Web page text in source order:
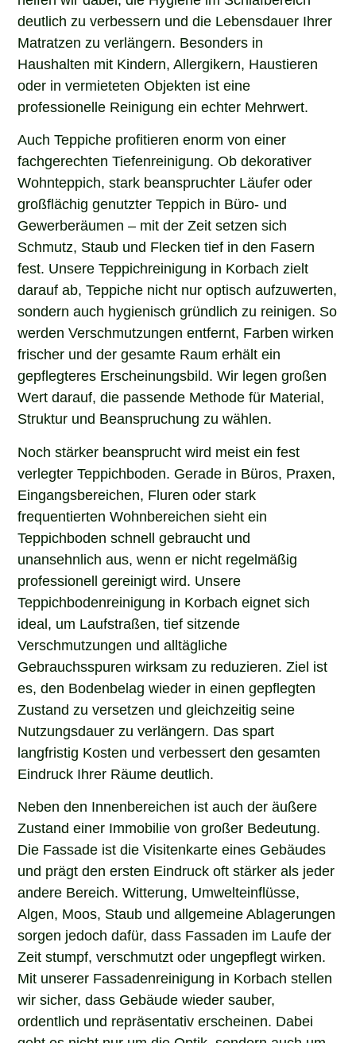
deutlich zu verbessern und die Lebensdauer Ihrer
Matratzen zu verlängern. Besonders in
Haushalten mit Kindern, Allergikern, Haustieren
oder in vermieteten Objekten ist eine
professionelle Reinigung ein echter Mehrwert.
Auch Teppiche profitieren enorm von einer
fachgerechten Tiefenreinigung. Ob dekorativer
Wohnteppich, stark beanspruchter Läufer oder
großflächig genutzter Teppich in Büro- und
Gewerberäumen – mit der Zeit setzen sich
Schmutz, Staub und Flecken tief in den Fasern
fest. Unsere Teppichreinigung in Korbach zielt
darauf ab, Teppiche nicht nur optisch aufzuwerten,
sondern auch hygienisch gründlich zu reinigen. So
werden Verschmutzungen entfernt, Farben wirken
frischer und der gesamte Raum erhält ein
gepflegteres Erscheinungsbild. Wir legen großen
Wert darauf, die passende Methode für Material,
Struktur und Beanspruchung zu wählen.
Noch stärker beansprucht wird meist ein fest
verlegter Teppichboden. Gerade in Büros, Praxen,
Eingangsbereichen, Fluren oder stark
frequentierten Wohnbereichen sieht ein
Teppichboden schnell gebraucht und
unansehnlich aus, wenn er nicht regelmäßig
professionell gereinigt wird. Unsere
Teppichbodenreinigung in Korbach eignet sich
ideal, um Laufstraßen, tief sitzende
Verschmutzungen und alltägliche
Gebrauchsspuren wirksam zu reduzieren. Ziel ist
es, den Bodenbelag wieder in einen gepflegten
Zustand zu versetzen und gleichzeitig seine
Nutzungsdauer zu verlängern. Das spart
langfristig Kosten und verbessert den gesamten
Eindruck Ihrer Räume deutlich.
Neben den Innenbereichen ist auch der äußere
Zustand einer Immobilie von großer Bedeutung.
Die Fassade ist die Visitenkarte eines Gebäudes
und prägt den ersten Eindruck oft stärker als jeder
andere Bereich. Witterung, Umwelteinflüsse,
Algen, Moos, Staub und allgemeine Ablagerungen
sorgen jedoch dafür, dass Fassaden im Laufe der
Zeit stumpf, verschmutzt oder ungepflegt wirken.
Mit unserer Fassadenreinigung in Korbach stellen
wir sicher, dass Gebäude wieder sauber,
ordentlich und repräsentativ erscheinen. Dabei
geht es nicht nur um die Optik, sondern auch um